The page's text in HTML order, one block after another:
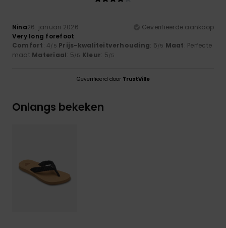
Nina26. januari 2026
Geverifieerde aankoop
Very long forefoot
Comfort: 4/5 Prijs-kwaliteitverhouding: 5/5 Maat: Perfecte
maat Materiaal: 5/5 Kleur: 5/5
Geverifieerd door TrustVille
Onlangs bekeken